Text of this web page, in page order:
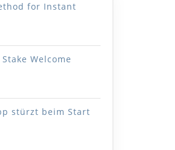
for Instant
Welcome
stürzt beim Start